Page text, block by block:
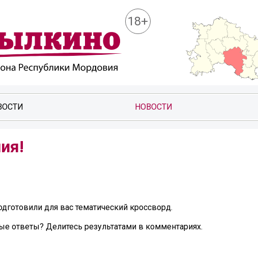
18+
НОВОСТИ
для вас тематический кроссворд.
ответы? Делитесь результатами в комментариях.